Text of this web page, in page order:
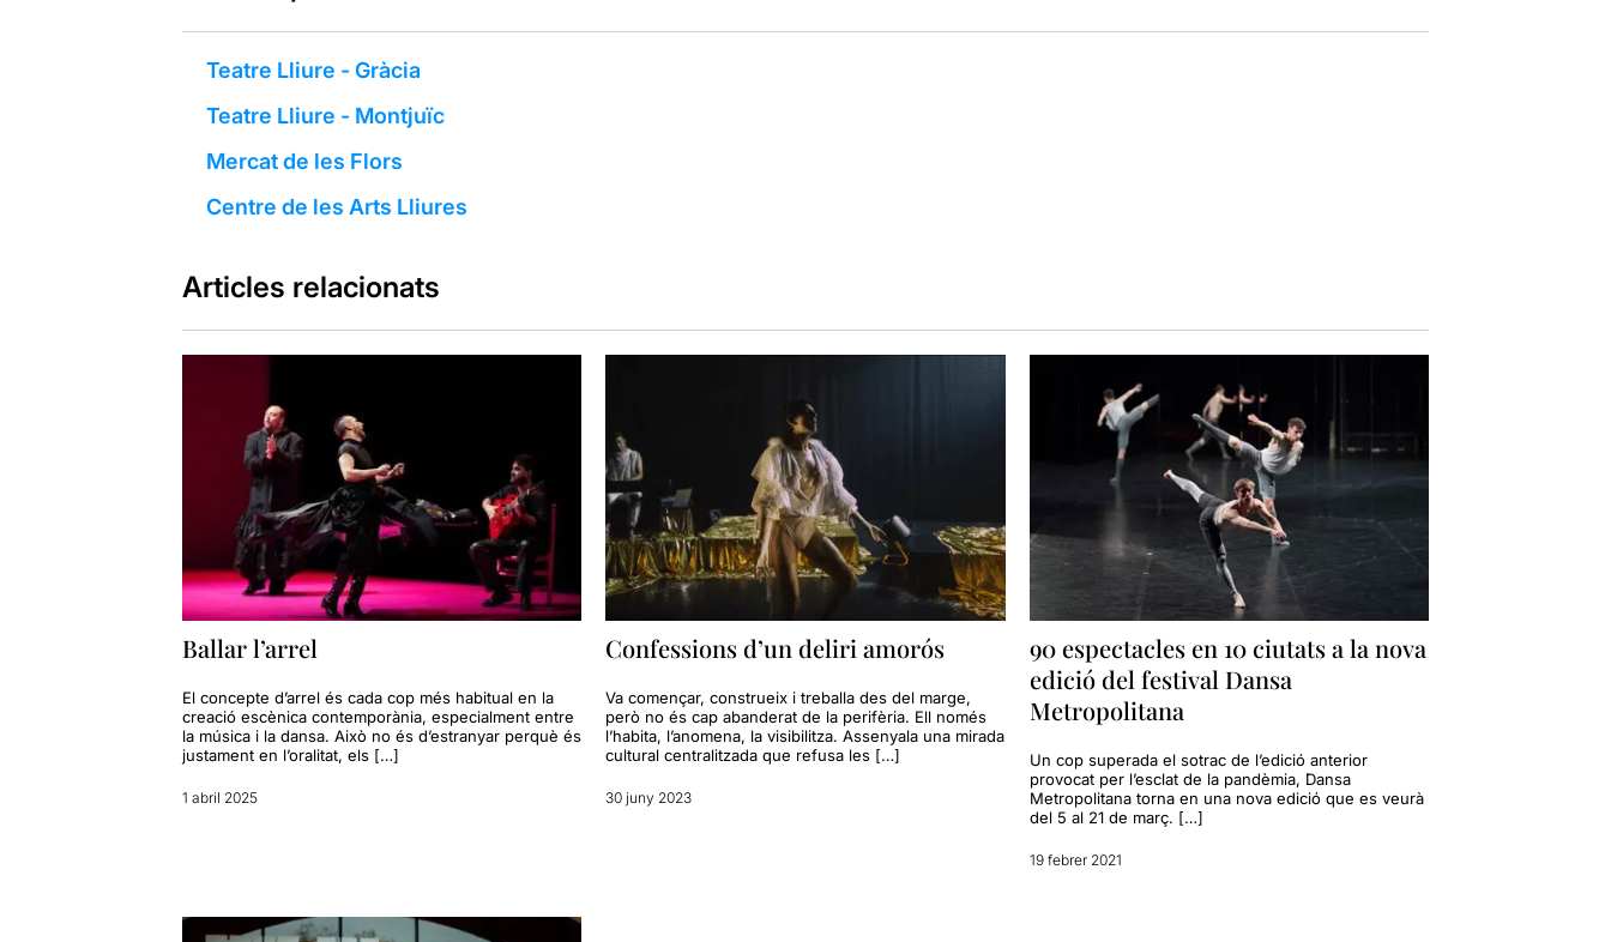
Teatre Lliure - Gràcia
Teatre Lliure - Montjuïc
Mercat de les Flors
Centre de les Arts Lliures
Articles relacionats
Ballar l’arrel
El concepte d’arrel és cada cop més habitual en la
creació escènica contemporània, especialment entre
la música i la dansa. Això no és d’estranyar perquè és
justament en l’oralitat, els […]
1 abril 2025
Confessions d’un deliri amorós
Va començar, construeix i treballa des del marge,
però no és cap abanderat de la perifèria. Ell només
l’habita, l’anomena, la visibilitza. Assenyala una mirada
cultural centralitzada que refusa les […]
30 juny 2023
90 espectacles en 10 ciutats a la nova
edició del festival Dansa
Metropolitana
Un cop superada el sotrac de l’edició anterior
provocat per l’esclat de la pandèmia, Dansa
Metropolitana torna en una nova edició que es veurà
del 5 al 21 de març. […]
19 febrer 2021